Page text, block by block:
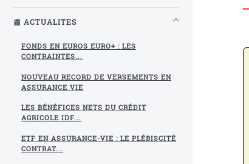
📰 ACTUALITES
FONDS EN EUROS EURO+ : LES
CONTRAINTES...
NOUVEAU RECORD DE VERSEMENTS EN
ASSURANCE VIE
LES BÉNÉFICES NETS DU CRÉDIT
AGRICOLE IDF...
ETF EN ASSURANCE-VIE : LE PLÉBISCITÉ
CONTRAT...